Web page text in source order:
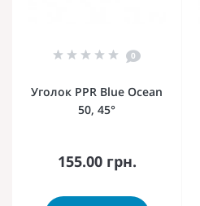
0
Уголок PPR Blue Ocean
50, 45°
155.00 грн.